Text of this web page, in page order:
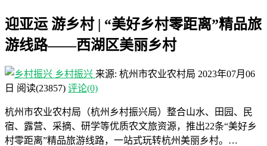
迎亚运 游乡村 | “美好乡村零距离”精品旅
游线路——西湖区美丽乡村
乡村振兴 来源: 杭州市农业农村局 2023年07月06
日 阅读(23857) 评论(0)
杭州市农业农村局（杭州乡村振兴局）整合山水、田园、民
宿、露营、采摘、研学等优质农文旅资源，推出22条“美好乡
村零距离”精品旅游线路，一站式玩转杭州美丽乡村。…